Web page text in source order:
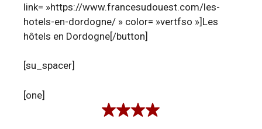
link= »https://www.francesudouest.com/les-
hotels-en-dordogne/ » color= »vertfso »]Les
hôtels en Dordogne[/button]
[su_spacer]
[one]